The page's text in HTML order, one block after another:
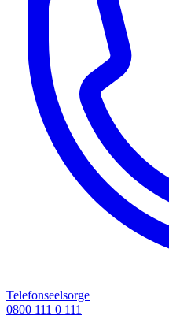
Telefonseelsorge
0800 111 0 111